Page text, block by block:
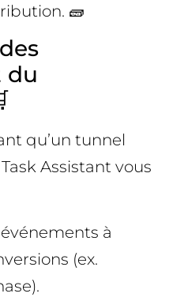
🧱
du
qu’un tunnel
Assistant vous
à
(ex.